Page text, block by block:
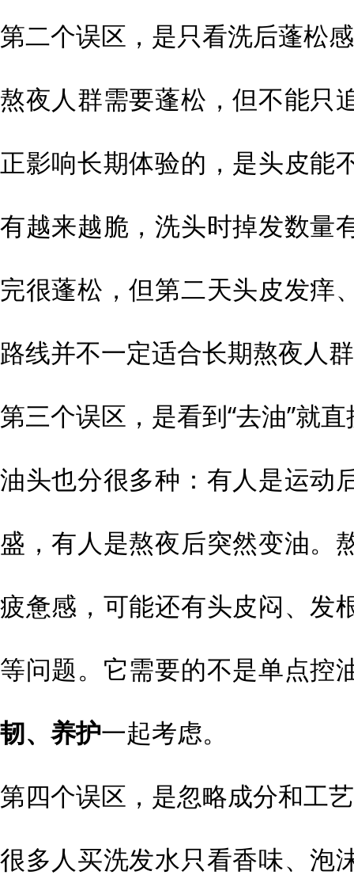
第二个误区，是只看洗后蓬松
熬夜人群需要蓬松，但不能只
正影响长期体验的，是头皮能
有越来越脆，洗头时掉发数量
完很蓬松，但第二天头皮发痒
路线并不一定适合长期熬夜人
第三个误区，是看到“去油”就
油头也分很多种：有人是运动
盛，有人是熬夜后突然变油。
疲惫感，可能还有头皮闷、发
等问题。它需要的不是单点控
韧、养护一起考虑。
第四个误区，是忽略成分和工
很多人买洗发水只看香味、泡